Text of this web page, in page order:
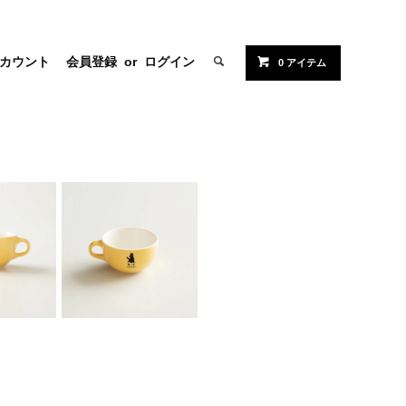
ウント 会員登録 or ログイン 0 アイテム